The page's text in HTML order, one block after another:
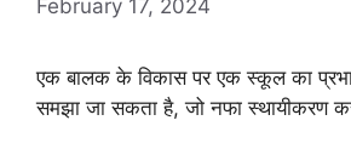
February 17, 2024
एक बालक के विकास पर एक स्कूल का
समझा जा सकता है, जो नफा स्थायीकरण